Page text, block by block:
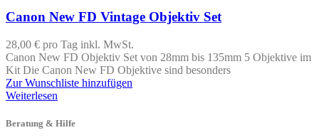
Canon New FD Vintage Objektiv Set
28,00 € pro Tag inkl. MwSt.
Canon New FD Objektiv Set von 28mm bis 135mm 5 Objektive im
Kit Die Canon New FD Objektive sind besonders
Zur Wunschliste hinzufügen
Weiterlesen
Beratung & Hilfe